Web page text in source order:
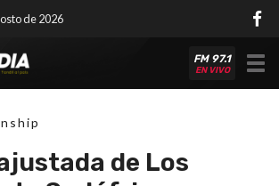
de 2026
FM 97.1
EN VIVO
de Los